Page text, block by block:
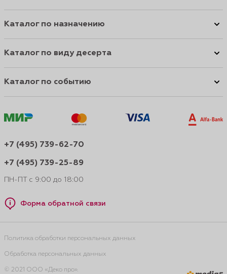
Каталог по назначению
Каталог по виду десерта
Каталог по событию
+7 (495) 739-62-70
+7 (495) 739-25-89
ПН-ПТ с 9:00 до 18:00
Форма обратной связи
Политика обработки персональных данных
Обработка персональных данных
© 2021 ООО «Деко про».